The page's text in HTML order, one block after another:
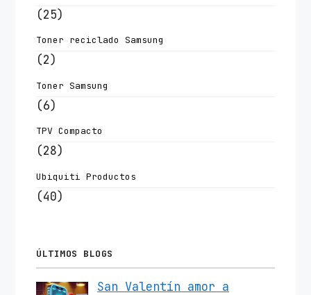
(25)
Toner reciclado Samsung
(2)
Toner Samsung
(6)
TPV Compacto
(28)
Ubiquiti Productos
(40)
ÚLTIMOS BLOGS
San Valentín amor a